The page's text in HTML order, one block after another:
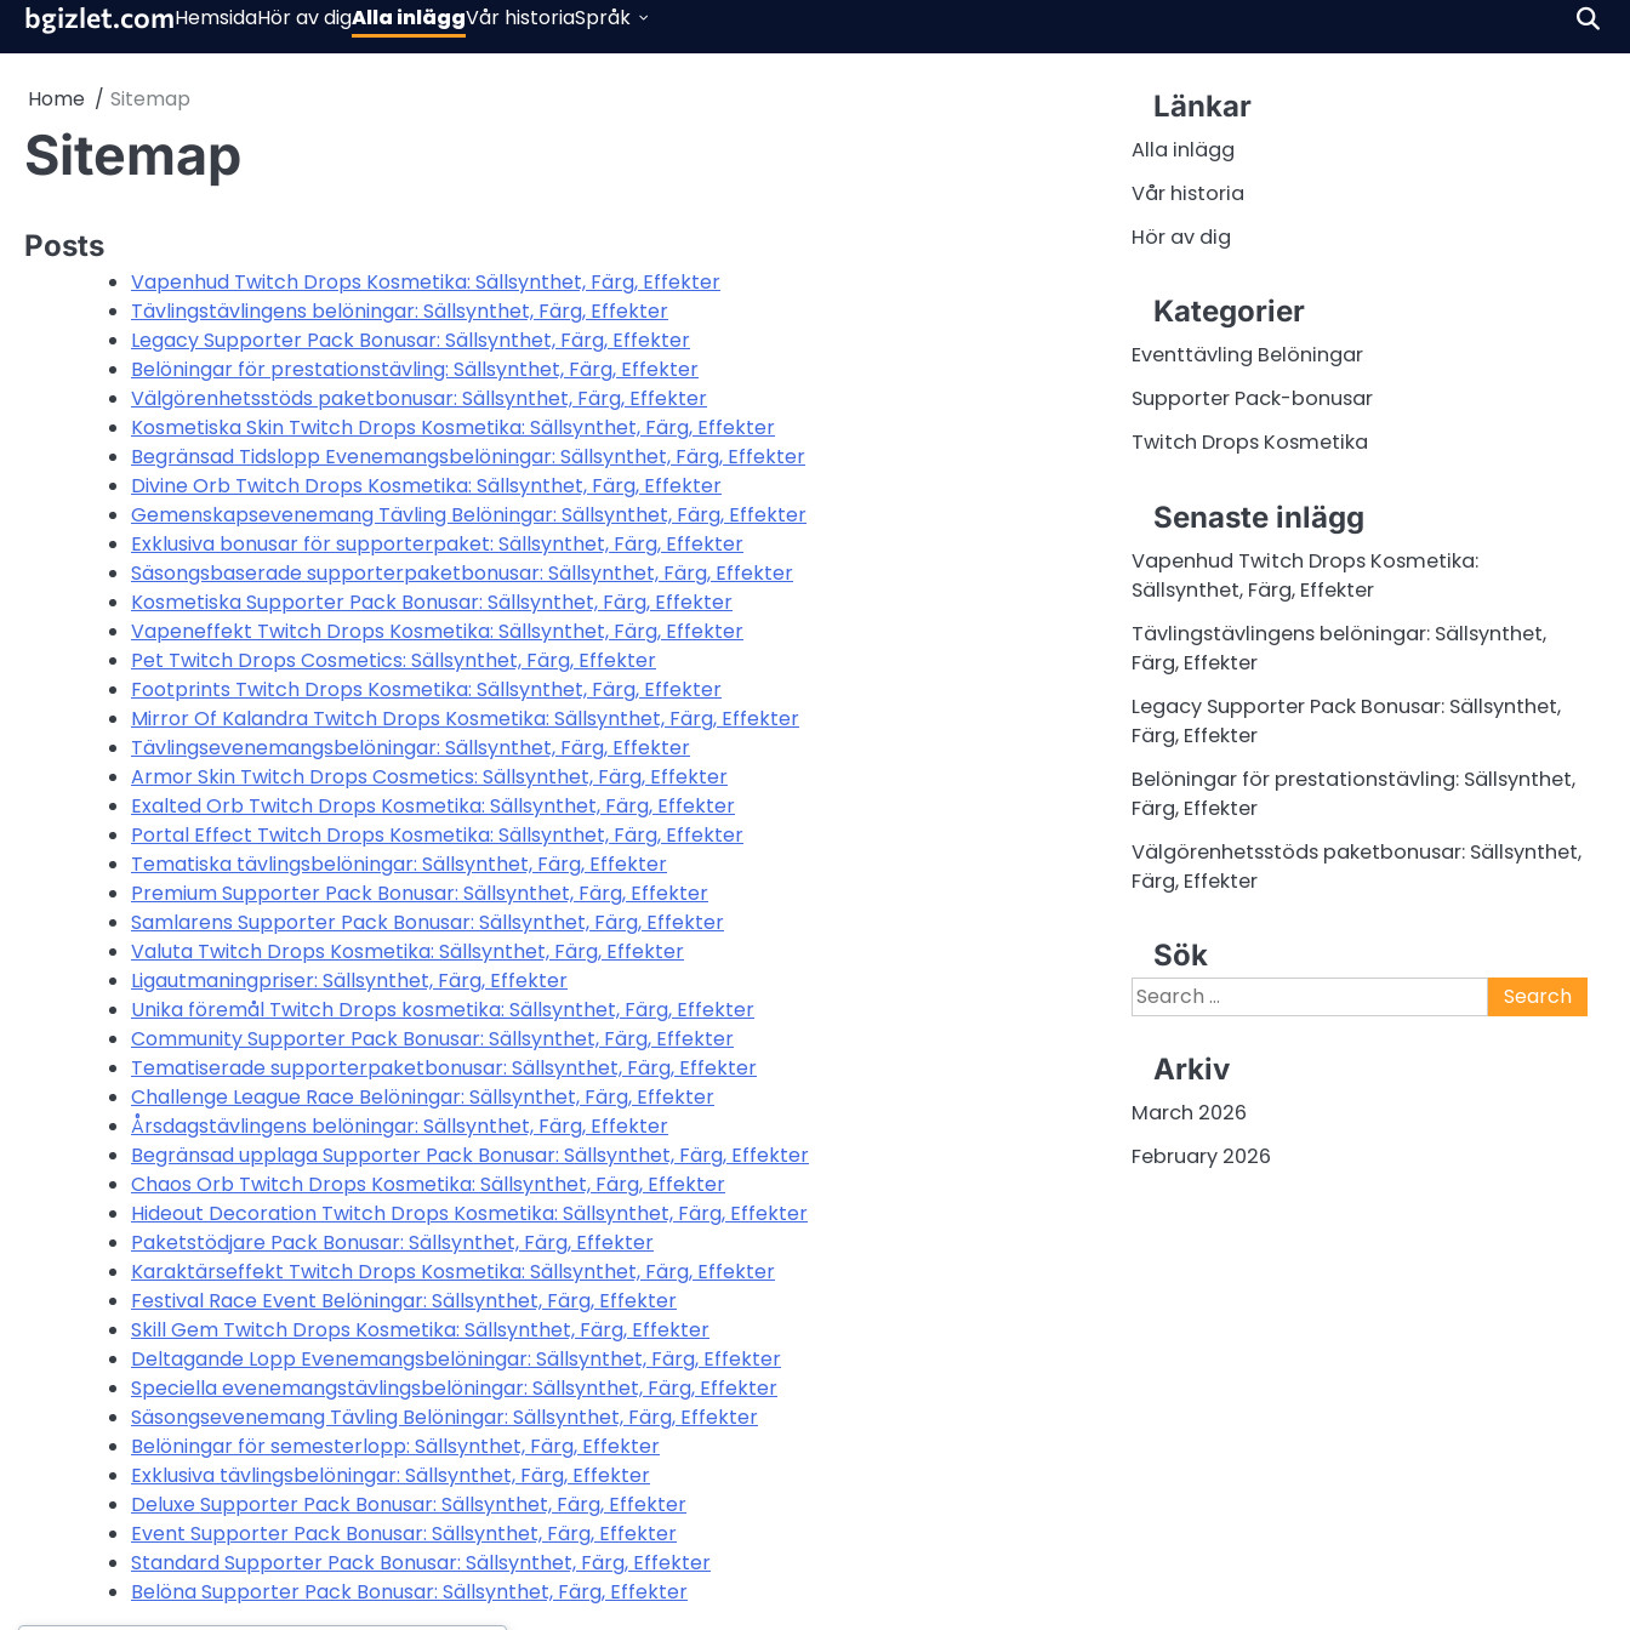
Skipbgizlet.comHemsidaHör av digAlla inläggVår historiaSpråk
Home Sitemap
Sitemap
Posts
Vapenhud Twitch Drops Kosmetika: Sällsynthet, Färg, Effekter
Tävlingstävlingens belöningar: Sällsynthet, Färg, Effekter
Legacy Supporter Pack Bonusar: Sällsynthet, Färg, Effekter
Belöningar för prestationstävling: Sällsynthet, Färg, Effekter
Välgörenhetsstöds paketbonusar: Sällsynthet, Färg, Effekter
Kosmetiska Skin Twitch Drops Kosmetika: Sällsynthet, Färg, Effekter
Begränsad Tidslopp Evenemangsbelöningar: Sällsynthet, Färg, Effekter
Divine Orb Twitch Drops Kosmetika: Sällsynthet, Färg, Effekter
Gemenskapsevenemang Tävling Belöningar: Sällsynthet, Färg, Effekter
Exklusiva bonusar för supporterpaket: Sällsynthet, Färg, Effekter
Säsongsbaserade supporterpaketbonusar: Sällsynthet, Färg, Effekter
Kosmetiska Supporter Pack Bonusar: Sällsynthet, Färg, Effekter
Vapeneffekt Twitch Drops Kosmetika: Sällsynthet, Färg, Effekter
Pet Twitch Drops Cosmetics: Sällsynthet, Färg, Effekter
Footprints Twitch Drops Kosmetika: Sällsynthet, Färg, Effekter
Mirror Of Kalandra Twitch Drops Kosmetika: Sällsynthet, Färg, Effekter
Tävlingsevenemangsbelöningar: Sällsynthet, Färg, Effekter
Armor Skin Twitch Drops Cosmetics: Sällsynthet, Färg, Effekter
Exalted Orb Twitch Drops Kosmetika: Sällsynthet, Färg, Effekter
Portal Effect Twitch Drops Kosmetika: Sällsynthet, Färg, Effekter
Tematiska tävlingsbelöningar: Sällsynthet, Färg, Effekter
Premium Supporter Pack Bonusar: Sällsynthet, Färg, Effekter
Samlarens Supporter Pack Bonusar: Sällsynthet, Färg, Effekter
Valuta Twitch Drops Kosmetika: Sällsynthet, Färg, Effekter
Ligautmaningpriser: Sällsynthet, Färg, Effekter
Unika föremål Twitch Drops kosmetika: Sällsynthet, Färg, Effekter
Community Supporter Pack Bonusar: Sällsynthet, Färg, Effekter
Tematiserade supporterpaketbonusar: Sällsynthet, Färg, Effekter
Challenge League Race Belöningar: Sällsynthet, Färg, Effekter
Årsdagstävlingens belöningar: Sällsynthet, Färg, Effekter
Begränsad upplaga Supporter Pack Bonusar: Sällsynthet, Färg, Effekter
Chaos Orb Twitch Drops Kosmetika: Sällsynthet, Färg, Effekter
Hideout Decoration Twitch Drops Kosmetika: Sällsynthet, Färg, Effekter
Paketstödjare Pack Bonusar: Sällsynthet, Färg, Effekter
Karaktärseffekt Twitch Drops Kosmetika: Sällsynthet, Färg, Effekter
Festival Race Event Belöningar: Sällsynthet, Färg, Effekter
Skill Gem Twitch Drops Kosmetika: Sällsynthet, Färg, Effekter
Deltagande Lopp Evenemangsbelöningar: Sällsynthet, Färg, Effekter
Speciella evenemangstävlingsbelöningar: Sällsynthet, Färg, Effekter
Säsongsevenemang Tävling Belöningar: Sällsynthet, Färg, Effekter
Belöningar för semesterlopp: Sällsynthet, Färg, Effekter
Exklusiva tävlingsbelöningar: Sällsynthet, Färg, Effekter
Deluxe Supporter Pack Bonusar: Sällsynthet, Färg, Effekter
Event Supporter Pack Bonusar: Sällsynthet, Färg, Effekter
Standard Supporter Pack Bonusar: Sällsynthet, Färg, Effekter
Belöna Supporter Pack Bonusar: Sällsynthet, Färg, Effekter
Länkar
Alla inlägg
Vår historia
Hör av dig
Kategorier
Eventtävling Belöningar
Supporter Pack-bonusar
Twitch Drops Kosmetika
Senaste inlägg
Vapenhud Twitch Drops Kosmetika:
Sällsynthet, Färg, Effekter
Tävlingstävlingens belöningar: Sällsynthet,
Färg, Effekter
Legacy Supporter Pack Bonusar: Sällsynthet,
Färg, Effekter
Belöningar för prestationstävling: Sällsynthet,
Färg, Effekter
Välgörenhetsstöds paketbonusar: Sällsynthet,
Färg, Effekter
Sök
Search
for:
Arkiv
March 2026
February 2026